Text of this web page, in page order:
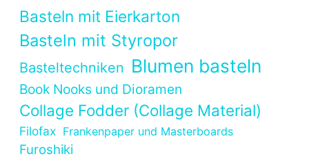
Basteln mit Eierkarton
Basteln mit Styropor
Basteltechniken Blumen basteln
Book Nooks und Dioramen
Collage Fodder (Collage Material)
Filofax Frankenpaper und Masterboards
Furoshiki